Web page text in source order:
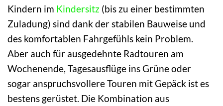
Kindern im Kindersitz (bis zu einer bestimmten
Zuladung) sind dank der stabilen Bauweise und
des komfortablen Fahrgefühls kein Problem.
Aber auch für ausgedehnte Radtouren am
Wochenende, Tagesausflüge ins Grüne oder
sogar anspruchsvollere Touren mit Gepäck ist es
bestens gerüstet. Die Kombination aus